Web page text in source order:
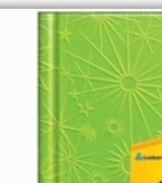
CÓMO COMPRAR